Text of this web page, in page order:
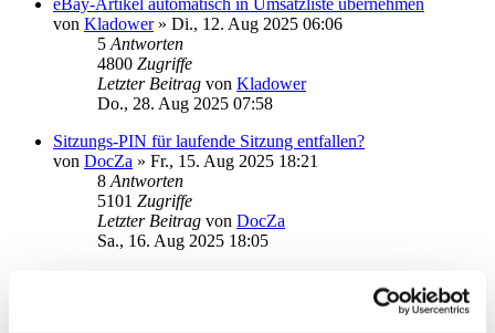
von Kladower» Di., 12. Aug 2025 06:06
5 Antworten
4800 Zugriffe
Letzter Beitrag von Kladower
Do., 28. Aug 2025 07:58
Sitzungs-PIN für laufende Sitzung entfallen?
von DocZa » Fr., 15. Aug 2025 18:21
8 Antworten
5101 Zugriffe
Letzter Beitrag von DocZa
Sa., 16. Aug 2025 18:05